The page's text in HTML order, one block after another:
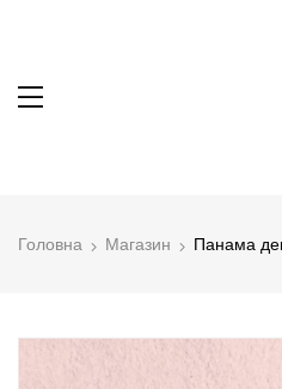
Головна Магазин Панама